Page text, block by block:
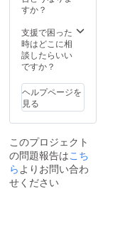
すか？
支援で困った
時はどこに相
談したらいい
ですか？
ヘルプページを
見る
このプロジェクト
の問題報告はこち
らよりお問い合わ
せください